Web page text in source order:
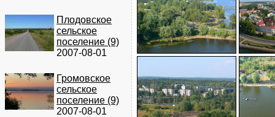
Плодовское
сельское
поселение (9)
2007-08-01
Громовское
сельское
поселение (9)
2007-08-01